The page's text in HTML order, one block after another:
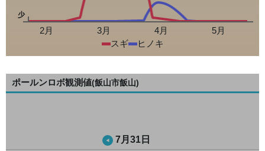
少
2月 3月 4月
5月
スギ
ヒノキ
ポールンロボ観測値(飯山市飯山)
7月31日